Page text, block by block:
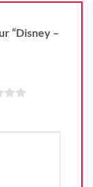
“Disney –